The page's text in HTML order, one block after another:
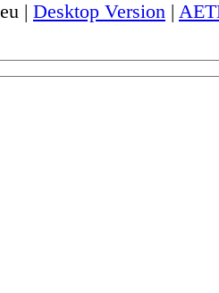
| Desktop Version